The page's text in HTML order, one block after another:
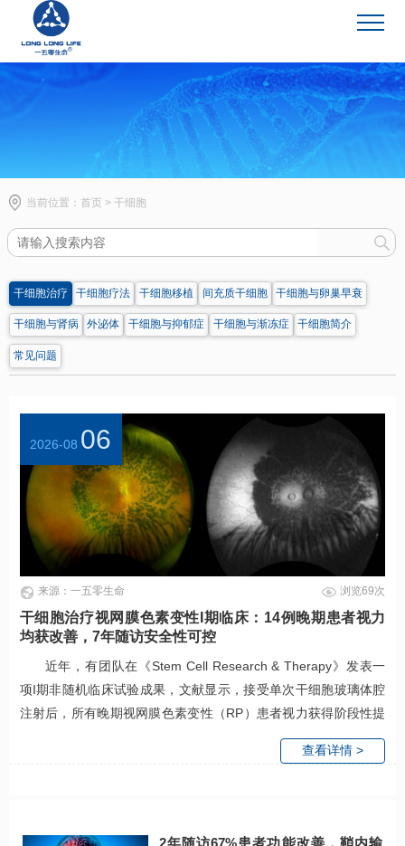
干细胞
当前位置：首页 >干细胞
干细胞治疗 干细胞疗法 干细胞移植 间充质干细胞 干细胞与卵巢早衰
干细胞与肾病 外泌体 干细胞与抑郁症 干细胞与渐冻症 干细胞简介
常见问题
2026-08 06
来源：一五零生命 浏览69次
干细胞治疗视网膜色素变性I期临床：14例晚期患者视力
均获改善，7年随访安全性可控
近年，有团队在《Stem Cell Research & Therapy》发表一
项I期非随机临床试验成果，文献显示，接受单次干细胞玻璃体腔
注射后，所有晚期视网膜色素变性（RP）患者视力获得阶段性提
升，其中低剂量组视力改善最优，长达7年随访证实整体安全。
查看详情 >
2年随访67%患者功能改善，鞘内输